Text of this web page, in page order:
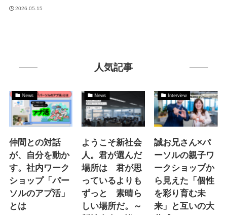
2026.05.15
人気記事
News
仲間との対話
が、自分を動か
す。社内ワーク
ショップ「パー
ソルのアプ活」
とは
News
ようこそ新社会
人。君が選んだ
場所は 君が思
っているよりも
ずっと 素晴ら
しい場所だ。～
Interview
誠お兄さん×パ
ーソルの親子ワ
ークショップか
ら見えた「個性
を彩り育む未
来」と互いの大